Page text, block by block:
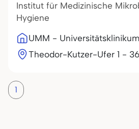
Institut für Medizinische
Hygiene
UMM -
Theodor-Kutzer-Ufer 1 - 3
1